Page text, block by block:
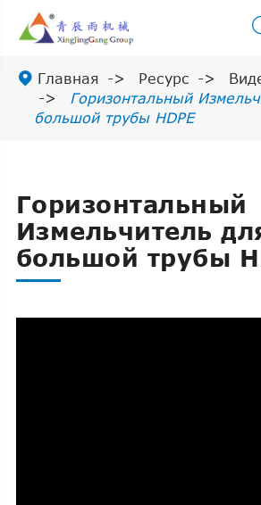
 Главная Ресурс
Горизонтальный
большой трубы HDPE
Горизонтальный
Измельчитель
большой трубы